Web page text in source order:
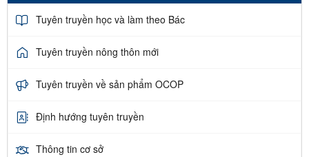
Tuyên truyền học và làm theo Bác
Tuyên truyền nông thôn mới
Tuyên truyền về sản phẩm OCOP
Định hướng tuyên truyền
Thông tin cơ sở